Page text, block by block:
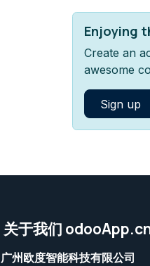
Enjoying
Create an
awesome
Sign up
关于我们
广州欧度智能科技有限公司